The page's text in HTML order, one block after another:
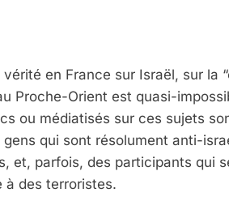
en France sur Israël, sur la
Proche-Orient est quasi-
ou médiatisés sur ces sujets
qui sont résolument anti-
et, parfois, des participants qui
à des terroristes.